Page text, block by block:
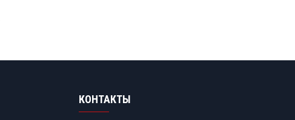
КОНТАКТЫ